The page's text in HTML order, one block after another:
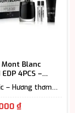
Blanc
4PCS –
Ông Lịch Lãm
– Hương thơm
EDP – Eau De
₫